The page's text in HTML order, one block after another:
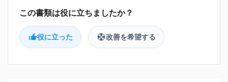
役に立った 改善を希望する